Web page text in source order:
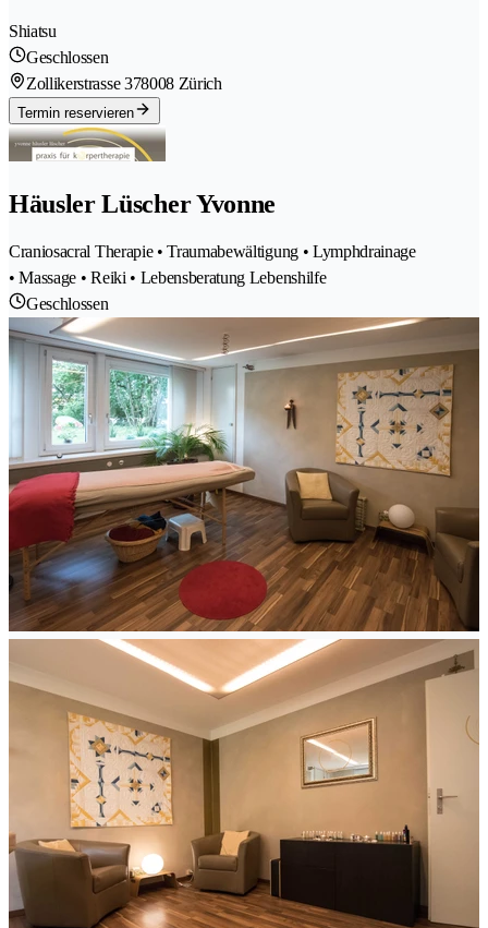
Shiatsu
Geschlossen
Zollikerstrasse 378008 Zürich
Termin reservieren
Häusler Lüscher Yvonne
Craniosacral Therapie • Traumabewältigung • Lymphdrainage
• Massage • Reiki • Lebensberatung Lebenshilfe
Geschlossen